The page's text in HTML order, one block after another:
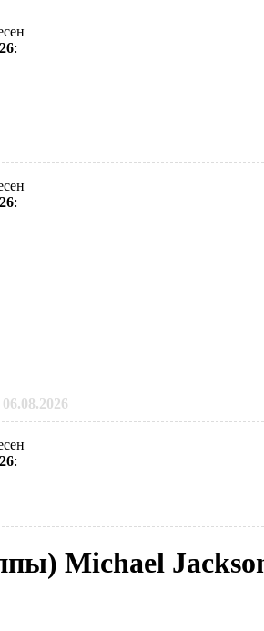
:
:
06.08.2026
:
Michael